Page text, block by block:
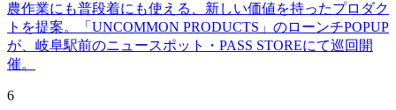
農作業にも普段着にも使える、新しい価値を持ったプロダク
トを提案。「UNCOMMON PRODUCTS」のローンチPOPUP
が、岐阜駅前のニュースポット・PASS STOREにて巡回開
催。
6